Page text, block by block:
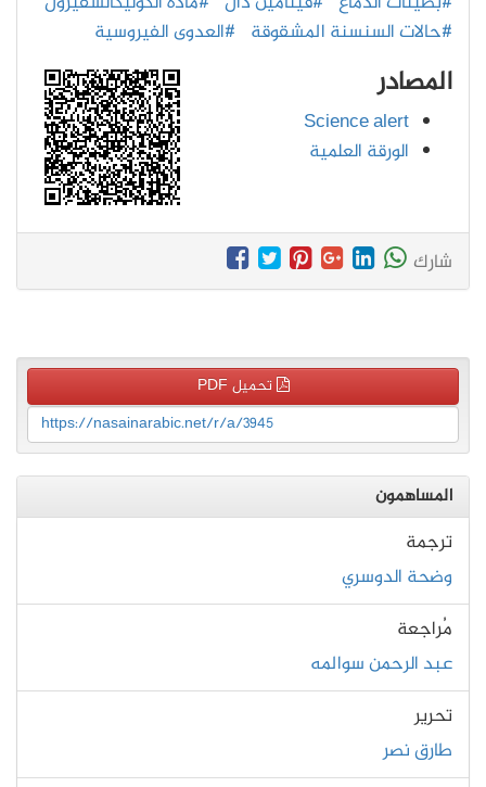
#حالات السنسنة المشقوقة #العدوى الفيروسية
المصادر
Science alert
الورقة العلمية
شارك
تحميل PDF
https://nasainarabic.net/r/a/3945
المساهمون
ترجمة
وضحة الدوسري
مُراجعة
عبد الرحمن سوالمه
تحرير
طارق نصر